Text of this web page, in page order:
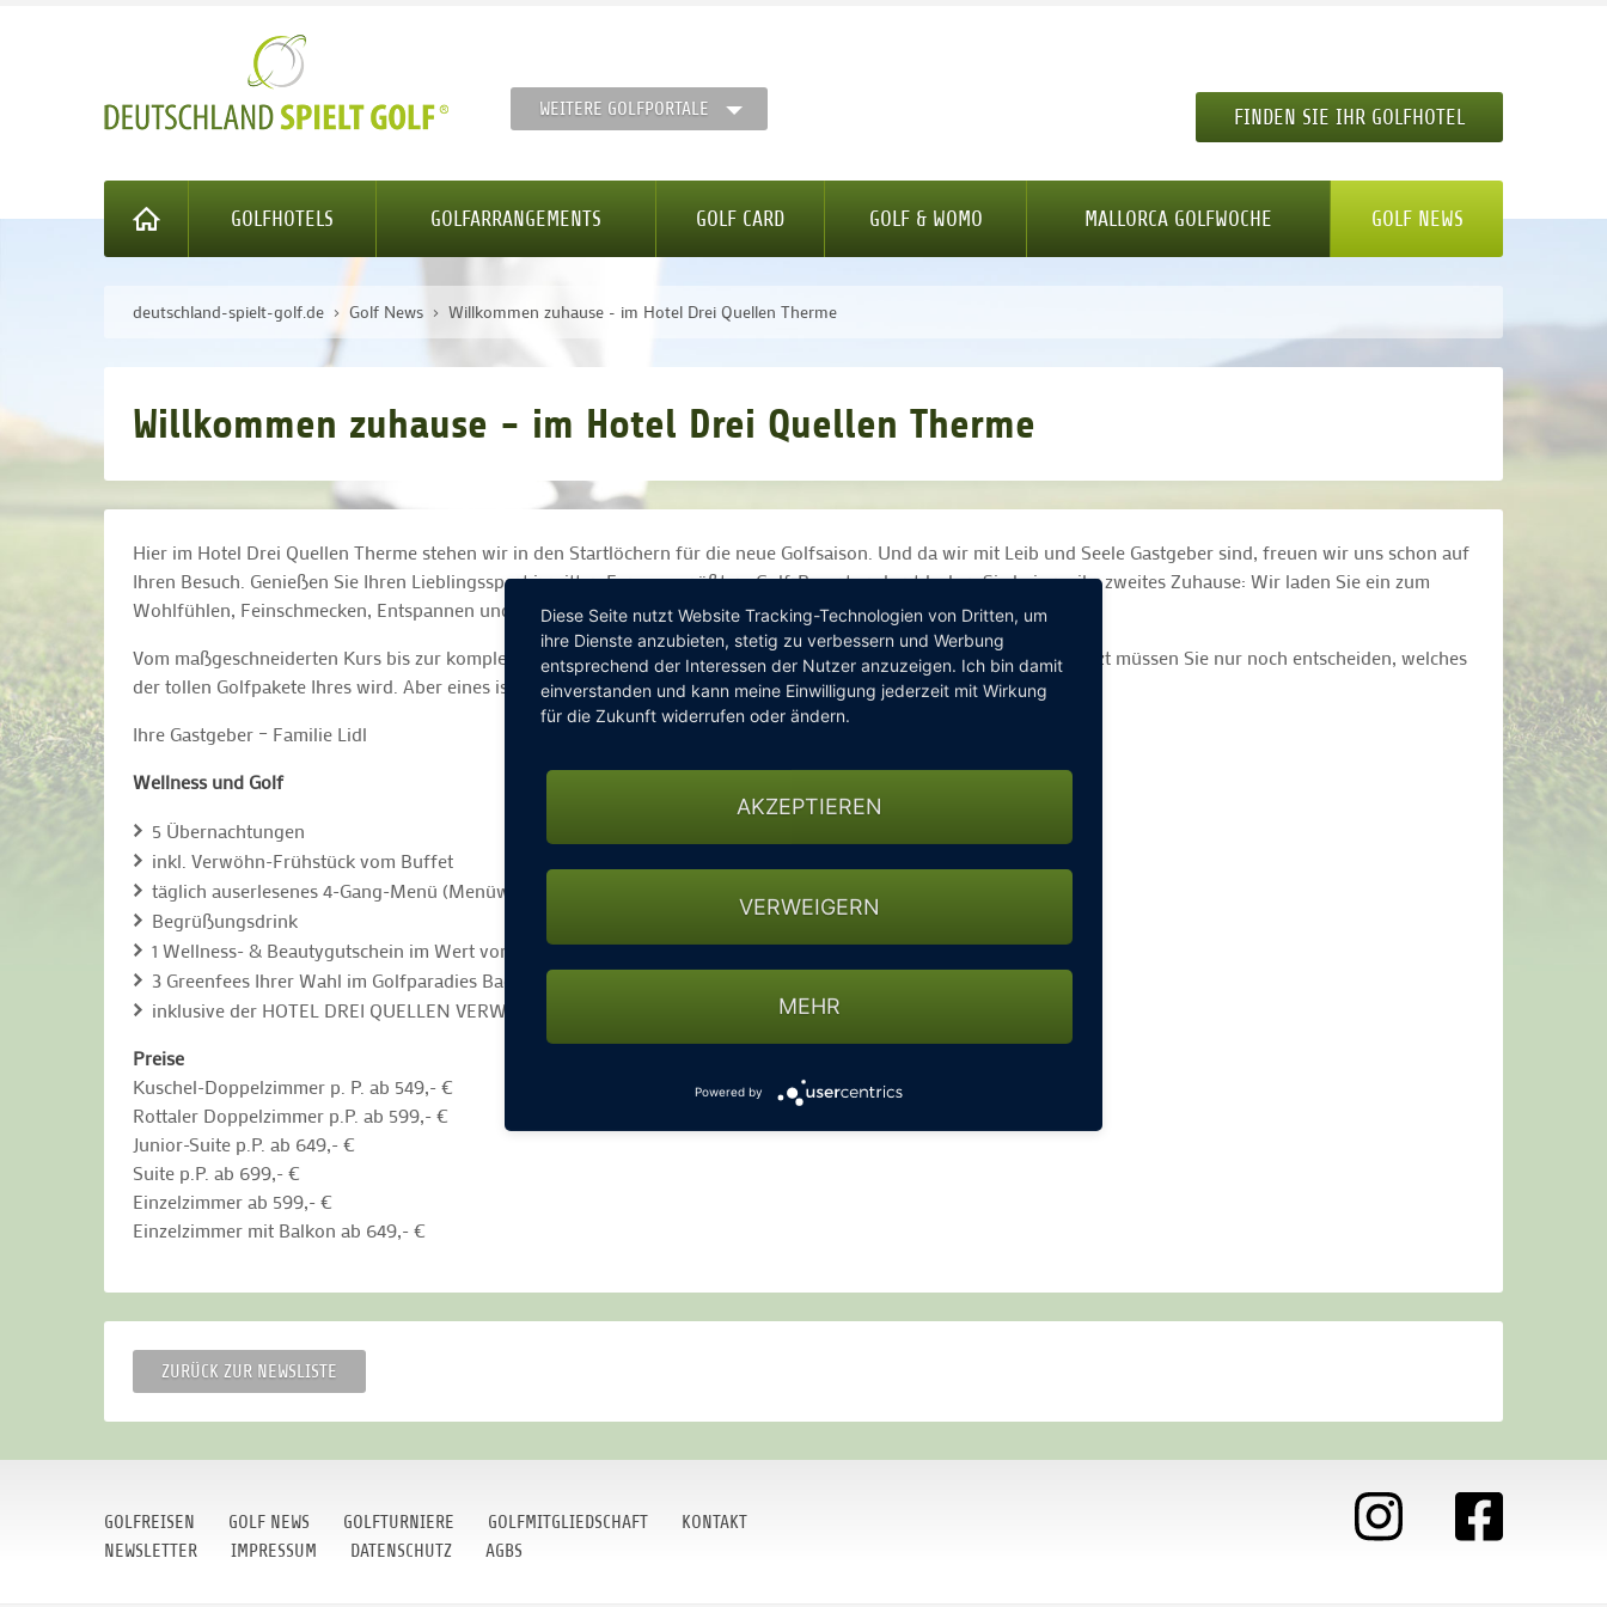
WEITERE GOLFPORTALE FINDEN SIE IHR GOLFHOTEL
GOLFHOTELS GOLFARRANGEMENTS GOLF CARD GOLF & WOMO MALLORCA GOLFWOCHE GOLF NEWS
deutschland-spielt-golf.de Golf News Willkommen zuhause - im Hotel Drei Quellen Therme
Willkommen zuhause - im Hotel Drei Quellen Therme
Hier im Hotel Drei Quellen Therme stehen wir in den Startlöchern für die neue Golfsaison. Und da wir mit Leib und Seele Gastgeber sind, freuen wir uns schon auf
Ihren Besuch. Genießen Sie Ihren Lieblingssport inmitten Europas größtem Golf-Resort und entdecken Sie bei uns ihr zweites Zuhause: Wir laden Sie ein zum
Wohlfühlen, Feinschmecken, Entspannen und zum Golfspielen natürlich erst recht!
Vom maßgeschneiderten Kurs bis zur kompletten Turnierwoche bieten wir Ihnen alles für Ihre sportlichen Pläne. – jetzt müssen Sie nur noch entscheiden, welches
der tollen Golfpakete Ihres wird. Aber eines ist schon sicher, bei uns werden Sie das Golfen so richtig genießen.
Ihre Gastgeber – Familie Lidl
Wellness und Golf
5 Übernachtungen
inkl. Verwöhn-Frühstück vom Buffet
täglich auserlesenes 4-Gang-Menü (Menüwahl)
Begrüßungsdrink
1 Wellness- & Beautygutschein im Wert von 35,- € einzulösen im Beauty- und Vitalzentrum
3 Greenfees Ihrer Wahl im Golfparadies Bad Griesbach
inklusive der HOTEL DREI QUELLEN VERWÖHNLEISTUNGEN
Preise
Kuschel-Doppelzimmer p. P. ab 549,- €
Rottaler Doppelzimmer p.P. ab 599,- €
Junior-Suite p.P. ab 649,- €
Suite p.P. ab 699,- €
Einzelzimmer ab 599,- €
Einzelzimmer mit Balkon ab 649,- €
ZURÜCK ZUR NEWSLISTE
GOLFREISEN GOLF NEWS GOLFTURNIERE GOLFMITGLIEDSCHAFT
KONTAKT
NEWSLETTER
IMPRESSUM DATENSCHUTZ AGBS
Diese Seite nutzt Website Tracking-Technologien von Dritten, um
ihre Dienste anzubieten, stetig zu verbessern und Werbung
entsprechend der Interessen der Nutzer anzuzeigen. Ich bin damit
einverstanden und kann meine Einwilligung jederzeit mit Wirkung
für die Zukunft widerrufen oder ändern.
AKZEPTIEREN
VERWEIGERN
MEHR
Powered by